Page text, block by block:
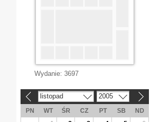
Wydanie: 3697
listopad 2005
PN WT ŚR CZ PT SB
ND